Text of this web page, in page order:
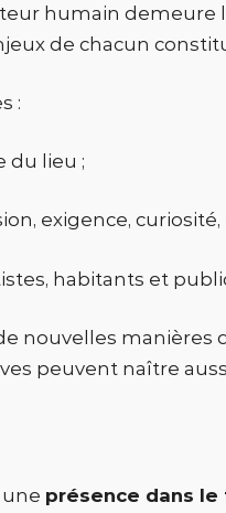
humain
de chacun
:
du lieu ;
exigence,
habitants et
nouvelles manières
peuvent naître
présence dans le